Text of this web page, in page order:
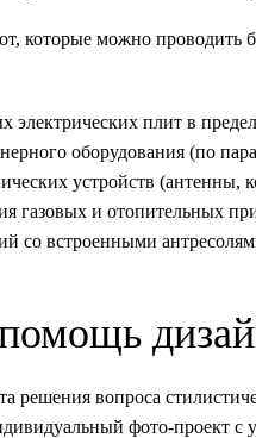
которые можно проводить
электрических плит в
оборудования (по
устройств (антенны,
газовых и отопительных
со встроенными
решения вопроса
фото-проект